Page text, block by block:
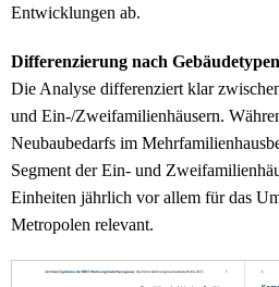
Entwicklungen ab.
Differenzierung nach
Die Analyse differenziert klar
und Ein-/Zweifamilienhäusern.
Neubaubedarfs im
Segment der Ein- und
Einheiten jährlich vor allem für das
Metropolen relevant.